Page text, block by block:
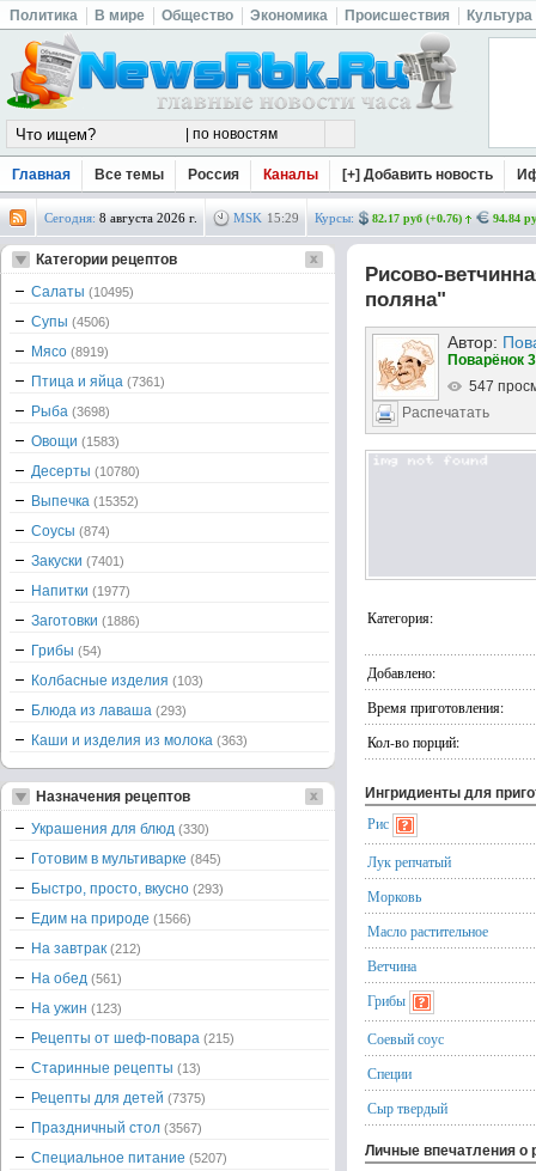
Политика В мире Общество Экономика Происшествия Культура
Главная Все темы Россия Каналы [+] Добавить новость
Сегодня: 8 августа 2026 г. MSK 15:29 Курсы: 82.17 руб (+0.76) 94.84
Рисово-
поляна"
Автор:
Поварёнок
547
Распечатать
Категория:
Добавлено:
Время приготовления:
Кол-во порций:
Ингридиенты для
Рис
Лук репчатый
Морковь
Масло растительное
Ветчина
Грибы
Соевый соус
Специи
Сыр твердый
Личные впечатления о
Категории рецептов
Салаты (10495)
Супы (4506)
Мясо (8919)
Птица и яйца (7361)
Рыба (3698)
Овощи (1583)
Десерты (10780)
Выпечка (15352)
Соусы (874)
Закуски (7401)
Напитки (1977)
Заготовки (1886)
Грибы (54)
Колбасные изделия (103)
Блюда из лаваша (293)
Каши и изделия из молока (363)
Назначения рецептов
Украшения для блюд (330)
Готовим в мультиварке (845)
Быстро, просто, вкусно (293)
Едим на природе (1566)
На завтрак (212)
На обед (561)
На ужин (123)
Рецепты от шеф-повара (215)
Старинные рецепты (13)
Рецепты для детей (7375)
Праздничный стол (3567)
Специальное питание (5207)